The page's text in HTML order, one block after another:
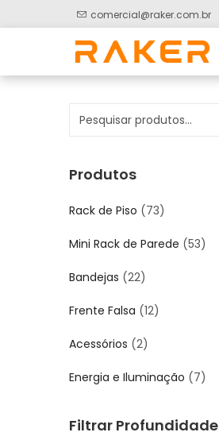
comercial@raker.com.br
Produtos
Rack de Piso (73)
Mini Rack de Parede (53)
Bandejas (22)
Frente Falsa (12)
Acessórios (2)
Energia e Iluminação (7)
Filtrar Profundidade